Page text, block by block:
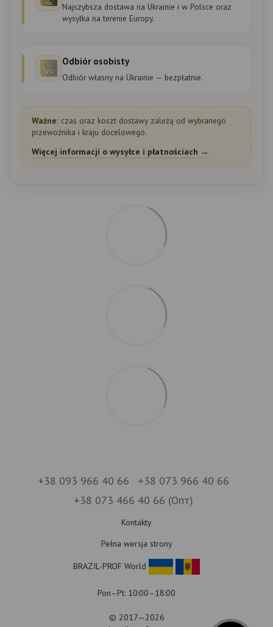
Najszybsza dostawa na Ukrainie i w Polsce oraz
wysyłka na terenie Europy.
Odbiór osobisty
Odbiór własny na Ukrainie — bezpłatnie.
Ważne: czas oraz koszt dostawy zależą od wybranego
przewoźnika i kraju docelowego.
Więcej informacji o wysyłce i płatnościach →
+38 093 966 40 66
+38 073 966 40 66
+38 073 466 40 66 (Опт)
Kontakty
Pełna wersja strony
BRAZIL-PROF World
Pon–Pt: 10:00–18:00
© 2017—2026